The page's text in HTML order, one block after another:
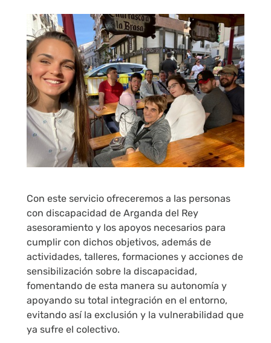
Con este servicio ofreceremos a las personas
con discapacidad de Arganda del Rey
asesoramiento y los apoyos necesarios para
cumplir con dichos objetivos, además de
actividades, talleres, formaciones y acciones de
sensibilización sobre la discapacidad,
fomentando de esta manera su autonomía y
apoyando su total integración en el entorno,
evitando así la exclusión y la vulnerabilidad que
ya sufre el colectivo.